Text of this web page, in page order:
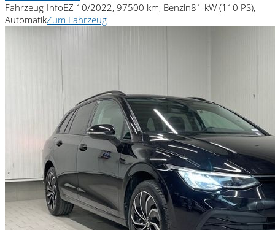
Fahrzeug-InfoEZ 10/2022, 97500 km, Benzin81 kW (110 PS),
AutomatikZum Fahrzeug